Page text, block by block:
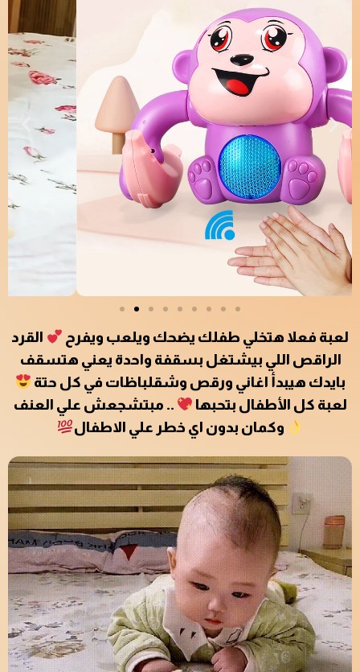
لعبة فعلا هتخلي طفلك يضحك ويلعب ويفرح
القرد
الراقص اللي بيشتغل بسقفة واحدة يعني هتسقف
بايدك هيبدأ اغاني ورقص وشقلباظات في كل حتة
لعبة كل الأطفال بتحبها
.. مبتشجعش علي العنف
وكمان بدون اي خطر علي الاطفال